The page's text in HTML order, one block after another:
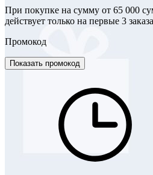
При покупке на сумму от 65 000
действует только на первые 3
Промокод
Показать промокод